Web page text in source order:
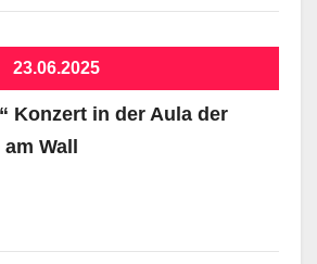
23.06.2025
Konzert in der Aula der
Wall